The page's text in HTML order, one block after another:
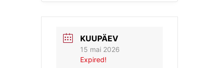
KUUPÄEV
15 mai 2026
Expired!